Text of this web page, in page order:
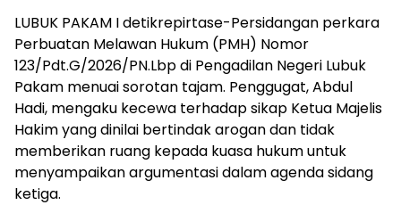
LUBUK PAKAM I detikrepirtase-Persidangan perkara
Perbuatan Melawan Hukum (PMH) Nomor
123/Pdt.G/2026/PN.Lbp di Pengadilan Negeri Lubuk
Pakam menuai sorotan tajam. Penggugat, Abdul
Hadi, mengaku kecewa terhadap sikap Ketua Majelis
Hakim yang dinilai bertindak arogan dan tidak
memberikan ruang kepada kuasa hukum untuk
menyampaikan argumentasi dalam agenda sidang
ketiga.